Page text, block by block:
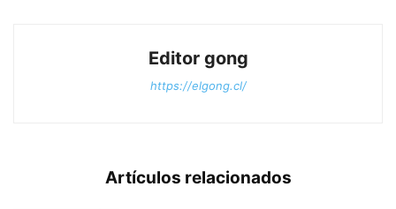
Editor gong
https://elgong.cl/
Artículos relacionados